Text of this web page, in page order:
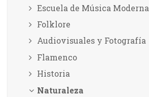
Escuela de Música Moderna
Folklore
Audiovisuales y Fotografía
Flamenco
Historia
Naturaleza